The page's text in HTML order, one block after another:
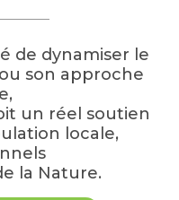
de dynamiser le
son approche
un réel soutien
locale,
la Nature.